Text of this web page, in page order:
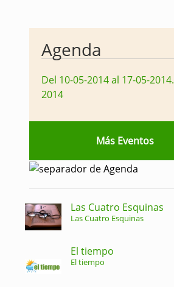
Agenda
Del 10-05-2014 al 17-05-2014.
2014
Más Eventos
Las Cuatro Esquinas
Las Cuatro Esquinas
El tiempo
El tiempo